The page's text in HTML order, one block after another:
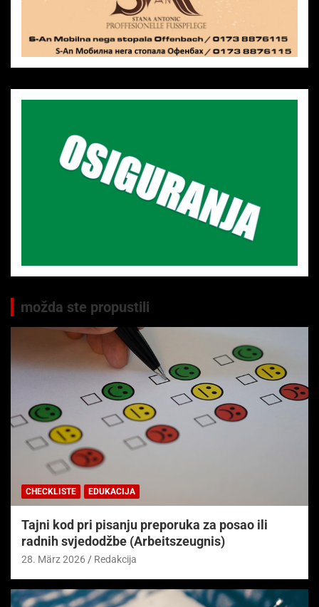
možda ste propustili
CHECKLISTE EDUKACIJA
Tajni kod pri pisanju preporuka za posao ili
radnih svjedodžbe (Arbeitszeugnis)
28. März 2026 Redakcija